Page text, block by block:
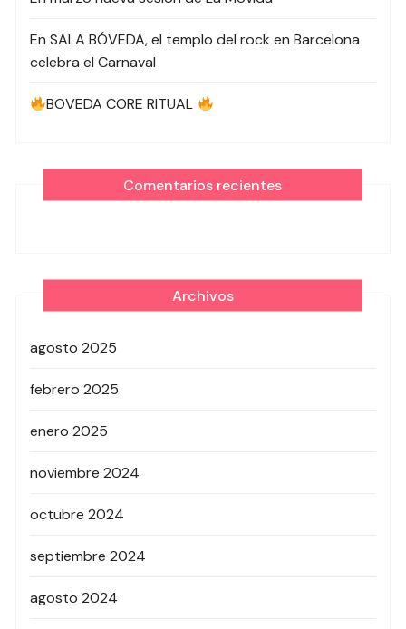
En SALA BÓVEDA, el templo del rock en Barcelona
celebra el Carnaval
BOVEDA CORE RITUAL
Comentarios recientes
Archivos
agosto 2025
febrero 2025
enero 2025
noviembre 2024
octubre 2024
septiembre 2024
agosto 2024